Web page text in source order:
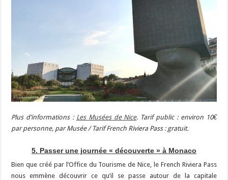
Plus d’informations : Les Musées de Nice. Tarif public : environ 10€
par personne, par Musée / Tarif French Riviera Pass : gratuit.
5. Passer une journée « découverte » à Monaco
Bien que créé par l’Office du Tourisme de Nice, le French Riviera Pass
nous emmène découvrir ce qu’il se passe autour de la capitale